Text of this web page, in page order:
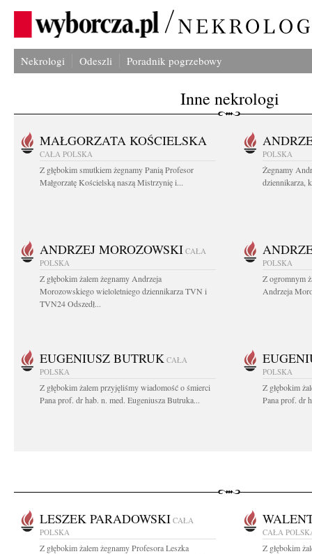
Nekrologi Odeszli Poradnik pogrzebowy
Inne nekrologi
MAŁGORZATA KOŚCIELSKA
CAŁA POLSKA
Z głębokim smutkiem żegnamy Panią Profesor
Małgorzatę Kościelską naszą Mistrzynię i...
POLSKA
Żegnamy
dziennikarza,
ANDRZEJ MOROZOWSKI CAŁA
POLSKA
Z głębokim żalem żegnamy Andrzeja
Morozowskiego wieloletniego dziennikarza TVN i
TVN24 Odszedł...
POLSKA
Z ogromnym
Andrzeja
EUGENIUSZ BUTRUK CAŁA
POLSKA
Z głębokim żalem przyjęliśmy wiadomość o śmierci
Pana prof. dr hab. n. med. Eugeniusza Butruka...
POLSKA
Z głębokim
Pana prof. dr
LESZEK PARADOWSKI CAŁA
POLSKA
Z głębokim żalem żegnamy Profesora Leszka
CAŁA
Z głębokim